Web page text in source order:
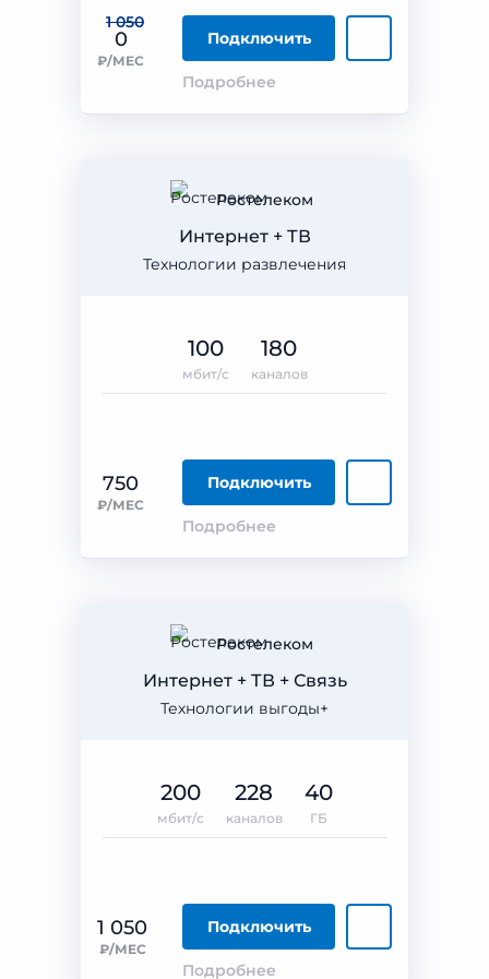
1 050
0
₽/МЕС
Подключить
Подробнее
Ростелеком
Технологии развлечения
Интернет + ТВ
750
₽/МЕС
Подключить
Подробнее
100
мбит/с
180
каналов
Ростелеком
Технологии выгоды+
Интернет + ТВ + Связь
1 050
₽/МЕС
Подключить
Подробнее
200
мбит/с
228
каналов
40
ГБ